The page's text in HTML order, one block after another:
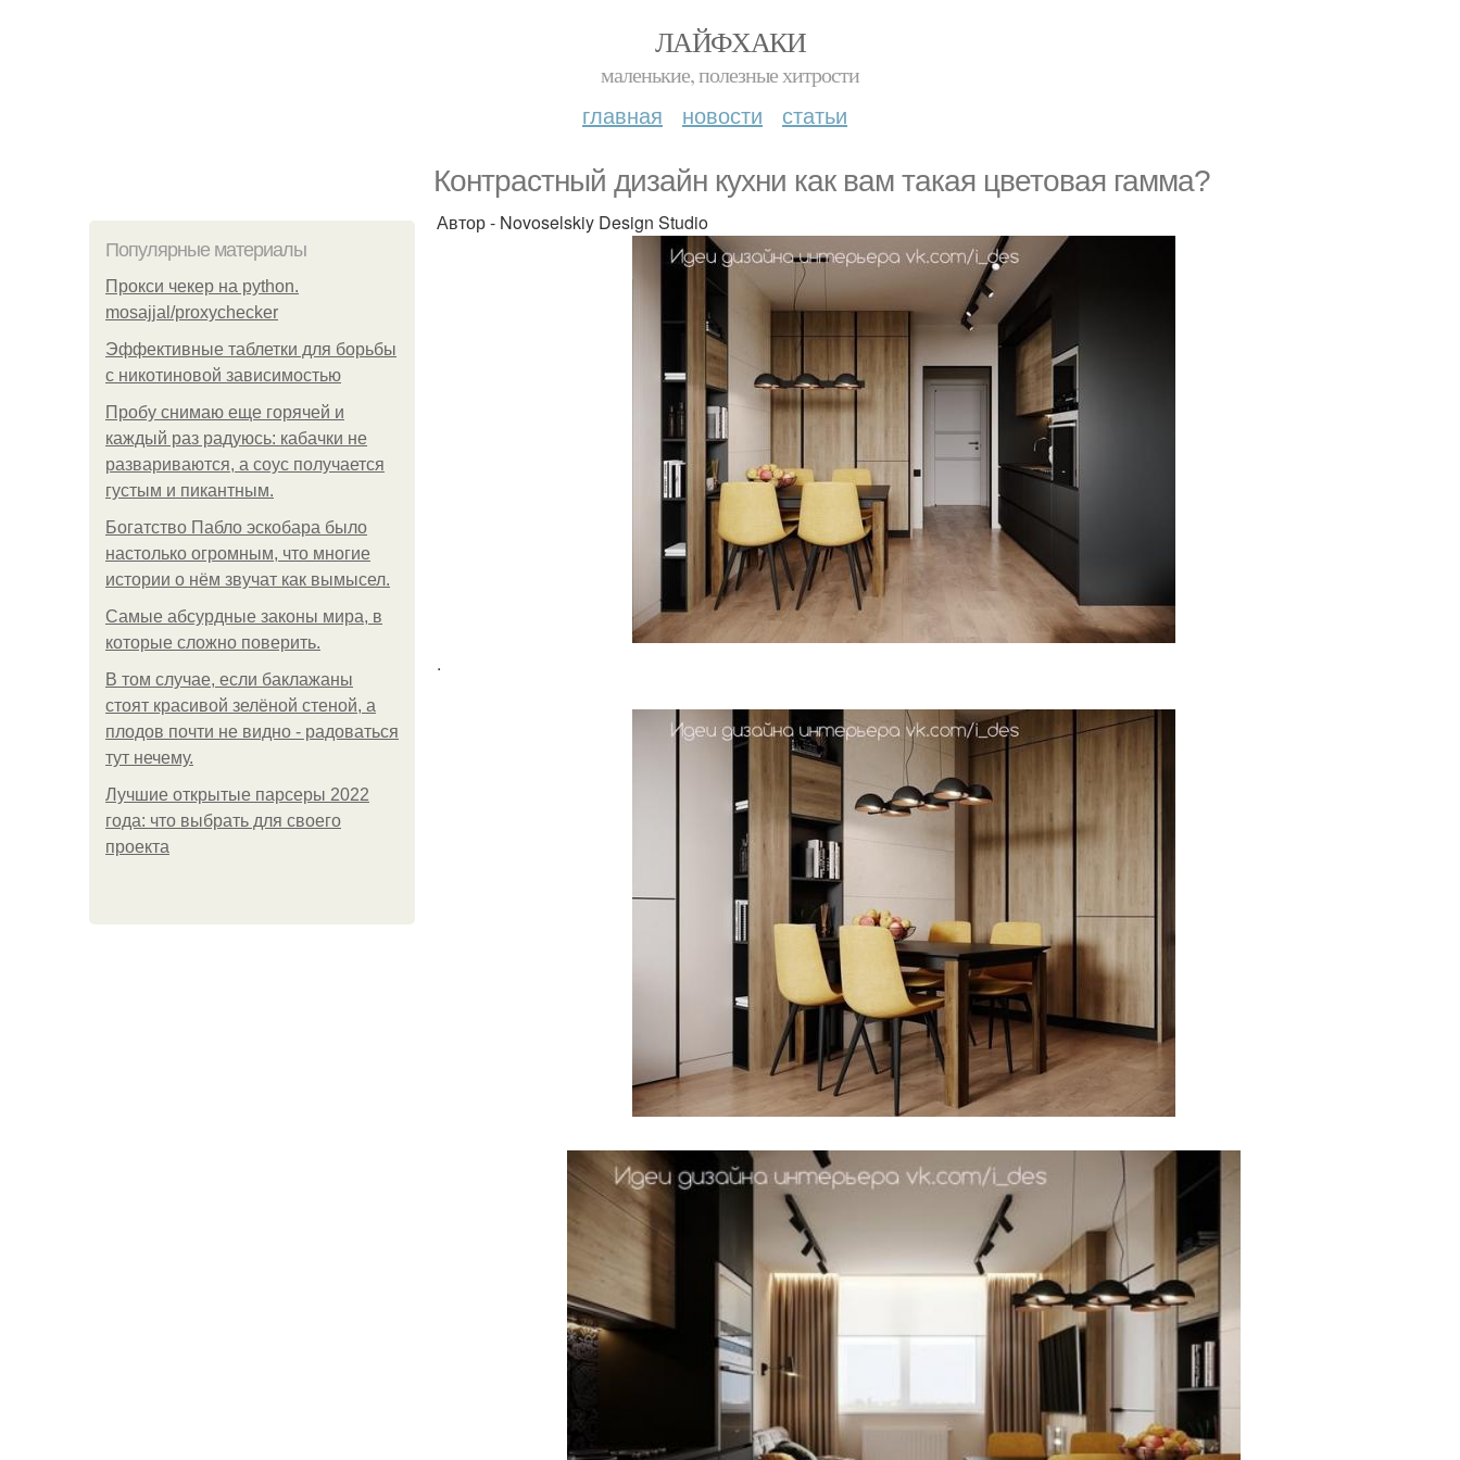
ЛАЙФХАКИ
маленькие, полезные хитрости
главная новости статьи
Контрастный дизайн кухни как вам такая цветовая гамма?
Популярные материалы
Прокси чекер на python.
mosajjal/proxychecker
Эффективные таблетки для борьбы
с никотиновой зависимостью
Пробу снимаю еще горячей и
каждый раз радуюсь: кабачки не
развариваются, а соус получается
густым и пикантным.
Богатство Пабло эскобара было
настолько огромным, что многие
истории о нём звучат как вымысел.
Самые абсурдные законы мира, в
которые сложно поверить.
В том случае, если баклажаны
стоят красивой зелёной стеной, а
плодов почти не видно - радоваться
тут нечему.
Лучшие открытые парсеры 2022
года: что выбрать для своего
проекта
Автор - Novoselskiy Design Studio
.